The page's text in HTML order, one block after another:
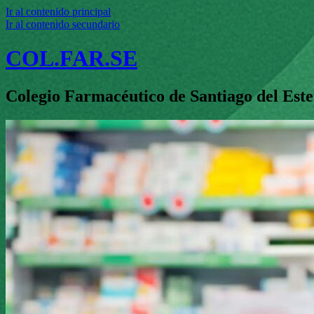
Ir al contenido principal
Ir al contenido secundario
COL.FAR.SE
Colegio Farmacéutico de Santiago del